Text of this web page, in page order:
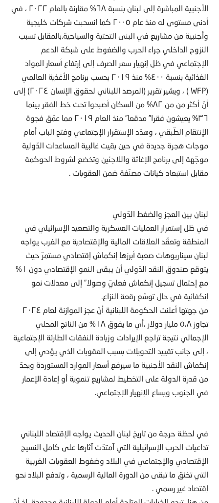
الأجنبية المباشرة إلى لبنان بنسبة ٦٨% مقارنة بالعام ٢٠٢٢ ، في
أدنى مستوى له منذ عام ٢٠٠٥ كما انسحبت شركات خليجية
وأجنبية من مشاريع في البنى التحتية والسياحية.بالمقابل تسبب
النزوح الداخلي جراء الحرب والضغوط على شبكة الدعم
الإجتماعي في ظل إنهيار سعر الصرف إلى إرتفاع أسعار المواد
الغذائية بنسبة ٤٠٠% منذ ٢٠١٩ بحسب برنامج الأغذية العالمي
(WFP ) ، ويشير تقرير (المرصد اللبناني لحقوق الإنسان ٢٠٢٤) إلى
أنّ أكثر من من ٨٢% من السكان أصبحوا تحت خط الفقر بينما
٣٦% يعيشون فقرا” مدقعا” منذ العام ٢٠١٩ مما عمّق فجوة
الإنتقام الطّبقي ، وهدّد الإستقرار الإجتماعي وفتح الباب أمام
موجات هجرة جديدة في حين بقيت غالبية المساعدات الدّولية
موجّهة إلى برنامج الإغاثة واللاجئين وتخضع لشروط الحوكمة
مقابل استبعاد كيانات مصنّفة ضمن العقوبات .
لبنان بين العجز والضغط الدّولي
في ظل إستمرار العمليات العسكرية والتصعيد الإسرائيلي في
المنطقة وتعقّد العلاقات المالية والإقتصادية مع الغرب يواجه
لبنان سيناريوهات صعبة أبرزها إنكماش إقتصادي مستمرّ حيث
يتوقع صندوق النقد الدّولي أن يبقى النمو الإقتصادي دون ١%
مع إحتمال تسجيل إنكماش فعليّ وصولا” إلى معدلات نمو
إنكفائية في حال توسّع رقعة النزاع.
من جهتها أعلنت الحكومة اللبنانية أنّ عجز الموازنة لعام ٢٠٢٤
تجاوز ٥،٨ مليار دولار ،أي ما يفوق ١٨% من الناتج المحلي
الإجمالي نتيجة تراجع الإيرادات وزيادة النفقات الطارئة الإجتماعية
، إلى جانب تقييد التحويلات بسبب العقوبات الذي يؤدي إلى
إنكماش النقد الأجنبية ما سيرفع أسعار الموارد المستوردة ويحدّ
من قدرة الدولة على التخطيط لمشاريع تنموية أو إعادة الإعمار
في الجنوب ويساع الإنهيار الإجتماعي.
في لحظة حرجة من تاريخ لبنان الحديث يواجه الإقتصاد اللبناني
تداعيات الحرب الإسرائيلية التي آمتدّت آثارها على كامل النسيج
الإقتصادي والإجتماعي في البلاد وضغوط العقوبات الغربية
التي تخنق ما تبقى من الدورة المالية الرسمية ، وتدفع البلاد نحو
إقتصاد غير رسمي .